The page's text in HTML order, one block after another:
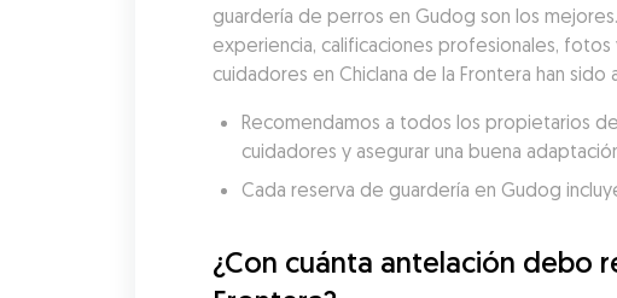
guardería de perros en Gudog son los
experiencia, calificaciones profesionales,
cuidadores en Chiclana de la Frontera han
Recomendamos a todos los propietarios
cuidadores y asegurar una buena
Cada reserva de guardería en Gudog
¿Con cuánta antelación debo